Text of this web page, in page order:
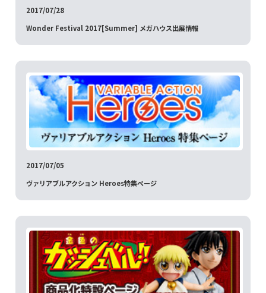
2017/07/28
Wonder Festival 2017[Summer] メガハウス出展情報
2017/07/05
ヴァリアブルアクション Heroes特集ページ